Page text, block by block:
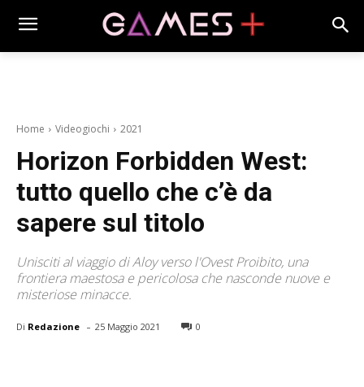
Home Videogiochi 2021
Horizon Forbidden West:
tutto quello che c’è da
sapere sul titolo
Unisciti al viaggio di Aloy verso l'Ovest Proibito, una
frontiera maestosa e pericolosa che nasconde nuove e
misteriose minacce.
Di Redazione - 25 Maggio 2021 0